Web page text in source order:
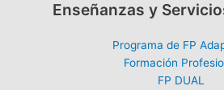
Enseñanzas y
Programa de FP
Formación
FP DUAL